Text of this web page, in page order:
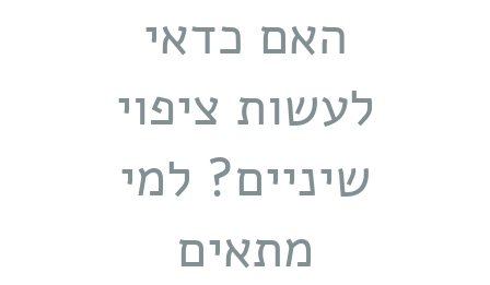
האם כדאי
לעשות ציפוי
שיניים? למי
מתאים